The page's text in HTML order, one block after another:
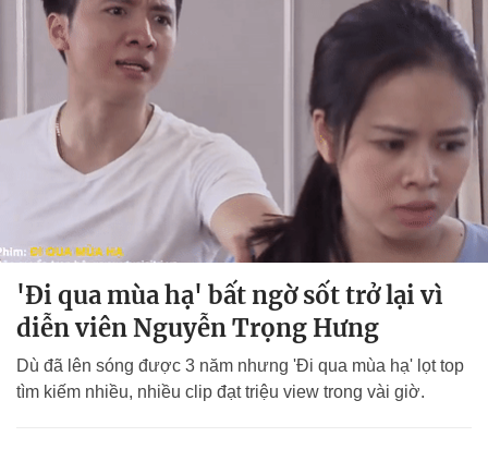
'Đi qua mùa hạ' bất ngờ sốt trở lại vì
diễn viên Nguyễn Trọng Hưng
Dù đã lên sóng được 3 năm nhưng 'Đi qua mùa hạ' lọt top
tìm kiếm nhiều, nhiều clip đạt triệu view trong vài giờ.